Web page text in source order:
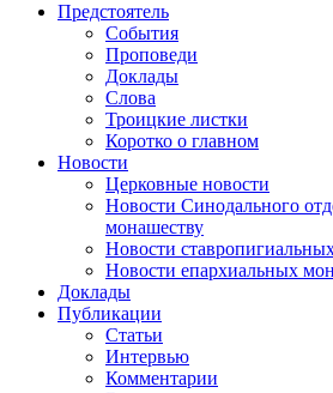
Предстоятель
События
Проповеди
Доклады
Слова
Троицкие листки
Коротко о главном
Новости
Церковные новости
Новости Синодального
монашеству
Новости
Новости епархиальных
Доклады
Публикации
Статьи
Интервью
Комментарии